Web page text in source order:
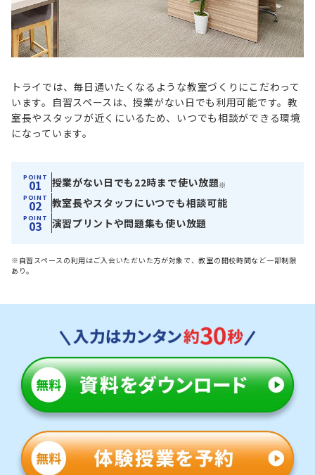
トライでは、毎日通いたくなるような教室づくりにこだわって
います。 自習スペースは、授業がない日でも利用可能です。 教
室長やスタッフが近くにいるため、いつでも相談ができる環境
になっています。
POINT
01 授業がない日でも22時まで使い放題※
POINT
02 教室長やスタッフにいつでも相談可能
POINT
03 演習プリントや問題集も使い放題
※自習スペースの利用はご入会いただいた方が対象で、教室の開校時間など一部制限
あり。